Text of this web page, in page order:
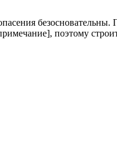
поэтому